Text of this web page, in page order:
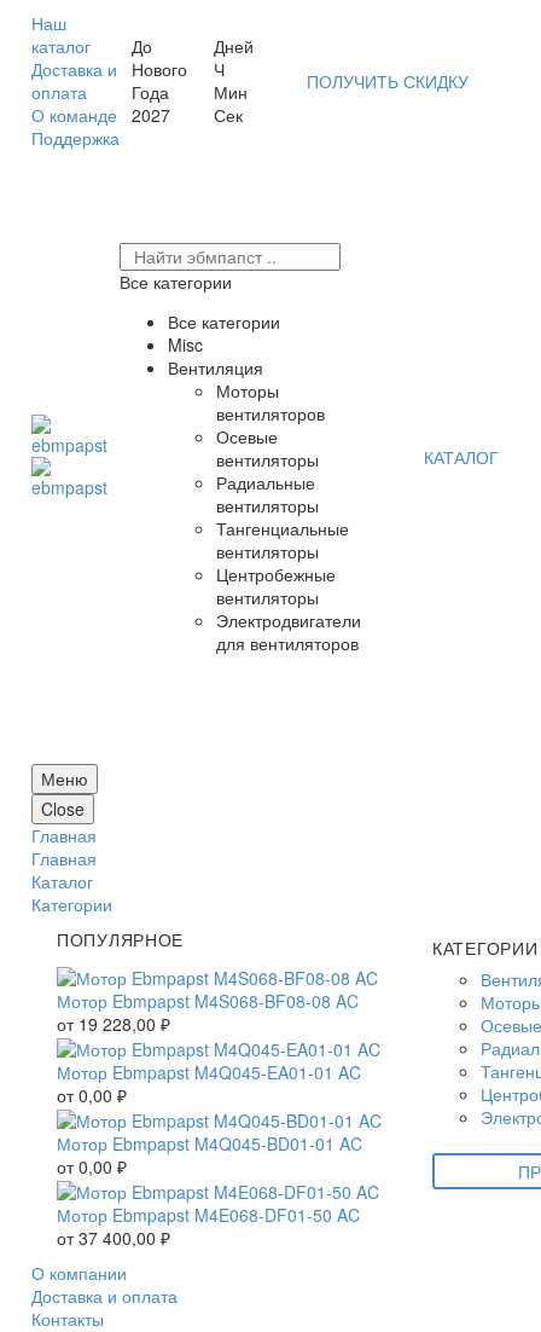
Наш
каталог
Доставка и
оплата
О команде
Поддержка
До
Нового
Года
2027
Дней
Ч
Мин
Сек
ПОЛУЧИТЬ СКИДКУ
Все категории
Все категории
Misc
Вентиляция
Моторы
вентиляторов
Осевые
вентиляторы
Радиальные
вентиляторы
Тангенциальные
вентиляторы
Центробежные
вентиляторы
Электродвигатели
для вентиляторов
КАТАЛОГ
Меню
Close
Главная
Главная
Каталог
Категории
ПОПУЛЯРНОЕ
Мотор Ebmpapst M4S068-BF08-08 AC
от 19 228,00 ₽
Мотор Ebmpapst M4Q045-EA01-01 AC
от0,00 ₽
Мотор Ebmpapst M4Q045-BD01-01 AC
от0,00 ₽
Мотор Ebmpapst M4E068-DF01-50 AC
от37 400,00 ₽
КАТЕГОРИИ
О компании
Доставка и оплата
Контакты